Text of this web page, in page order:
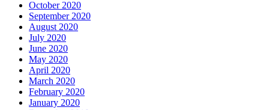
October 2020
September 2020
August 2020
July 2020
June 2020
May 2020
April 2020
March 2020
February 2020
January 2020